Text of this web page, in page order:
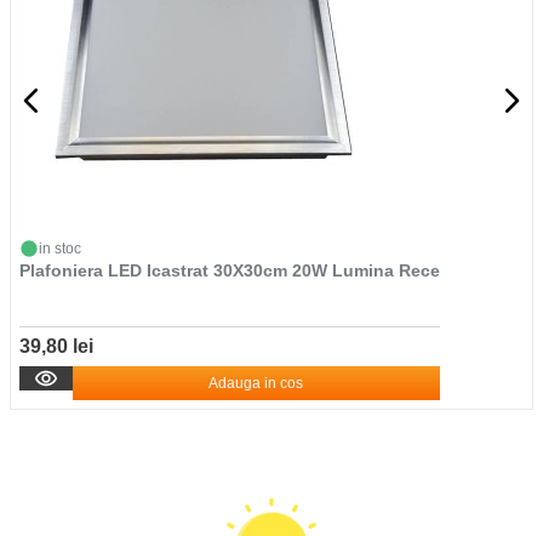
in stoc
Plafoniera LED Icastrat 30X30cm 20W Lumina Rece
39,80 lei
Adauga in cos